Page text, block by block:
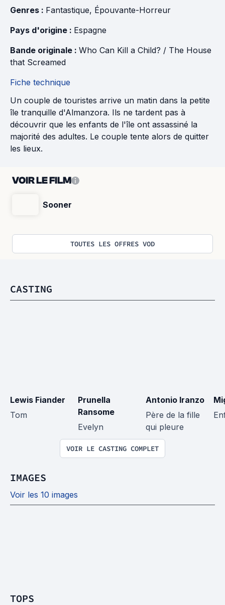
Genres : Fantastique, Épouvante-Horreur
Pays d'origine : Espagne
Bande originale : Who Can Kill a Child? / The House
that Screamed
Fiche technique
Un couple de touristes arrive un matin dans la petite
île tranquille d'Almanzora. Ils ne tardent pas à
découvrir que les enfants de l'île ont assassiné la
majorité des adultes. Le couple tente alors de quitter
les lieux.
VOIR LE FILM
Sooner
TOUTES LES OFFRES VOD
CASTING
Lewis Fiander
Tom
Prunella
Ransome
Evelyn
Antonio Iranzo
Père de la fille
qui pleure
VOIR LE CASTING COMPLET
IMAGES
Voir les 10 images
TOPS